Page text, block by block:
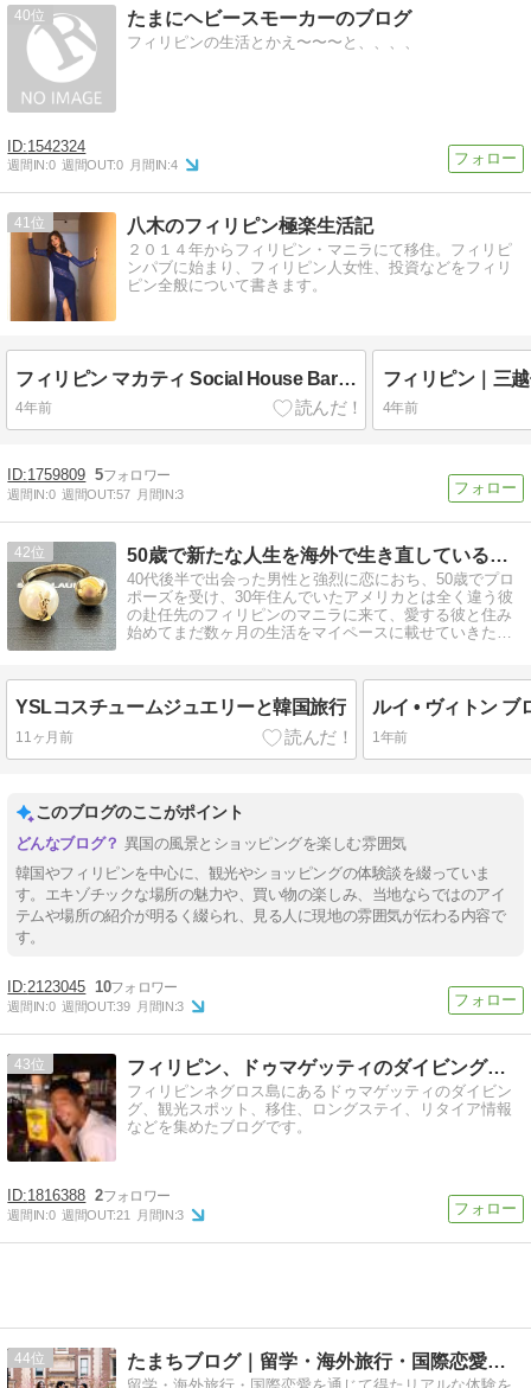
40 たまにヘビースモーカーのブログ
フィリピンの生活とかえ〜〜〜と、、、、
1542324
週間IN:0 週間OUT:0 月間IN:4
41 八木のフィリピン極楽生活記
２０１４年からフィリピン・マニラにて移住。フィリピ
ンパブに始まり、フィリピン人女性、投資などをフィリ
ピン全般について書きます。
フィリピン マカティ Social House Bar and Restaurant｜美人で可愛いフィリピーナ
4年前 4年前
1759809 5
週間IN:0 週間OUT:57 月間IN:3
42 50歳で新たな人生を海外で生き直しているブログ
40代後半で出会った男性と強烈に恋におち、50歳でプロ
ポーズを受け、30年住んでいたアメリカとは全く違う彼
の赴任先のフィリピンのマニラに来て、愛する彼と住み
始めてまだ数ヶ月の生活をマイペースに載せていきたい
YSLコスチュームジュエリーと韓国旅行
11ヶ月前 1年前
このブログのここがポイント
異国の風景とショッピングを楽しむ雰囲気
韓国やフィリピンを中心に、観光やショッピングの体験談を綴っていま
す。エキゾチックな場所の魅力や、買い物の楽しみ、当地ならではのアイ
テムや場所の紹介が明るく綴られ、見る人に現地の雰囲気が伝わる内容で
す。
2123045 10
週間IN:0 週間OUT:39 月間IN:3
43 フィリピン、ドゥマゲッティのダイビング＆ネイチャーツアー
フィリピンネグロス島にあるドゥマゲッティのダイビン
グ、観光スポット、移住、ロングステイ、リタイア情報
などを集めたブログです。
1816388 2
週間IN:0 週間OUT:21 月間IN:3
44 たまちブログ｜留学・海外旅行・国際恋愛の体験記